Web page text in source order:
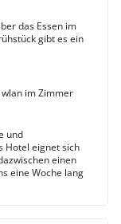
das Essen im
gibt es ein
im Zimmer
und
Hotel eignet sich
einen
eine Woche lang